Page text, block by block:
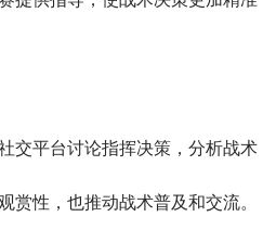
交平台讨论指挥决策，分析战术
赏性，也推动战术普及和交流。